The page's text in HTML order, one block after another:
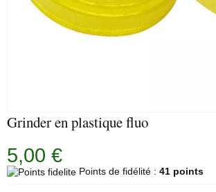
Grinder en plastique fluo
5,00 €
Points de fidélité : 41 points